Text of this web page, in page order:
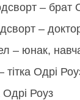
– брат
–
– юнак,
тітка Одрі
Одрі Роуз